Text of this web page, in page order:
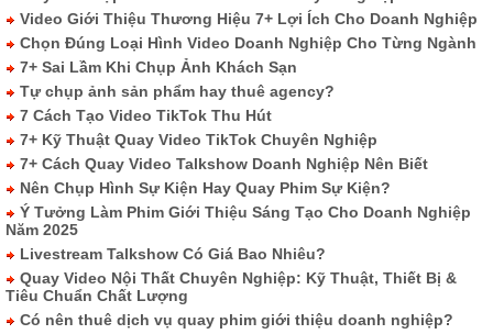
Video Giới Thiệu Thương Hiệu 7+ Lợi Ích Cho Doanh Nghiệp
Chọn Đúng Loại Hình Video Doanh Nghiệp Cho Từng Ngành
7+ Sai Lầm Khi Chụp Ảnh Khách Sạn
Tự chụp ảnh sản phẩm hay thuê agency?
7 Cách Tạo Video TikTok Thu Hút
7+ Kỹ Thuật Quay Video TikTok Chuyên Nghiệp
7+ Cách Quay Video Talkshow Doanh Nghiệp Nên Biết
Nên Chụp Hình Sự Kiện Hay Quay Phim Sự Kiện?
Ý Tưởng Làm Phim Giới Thiệu Sáng Tạo Cho Doanh Nghiệp
Năm 2025
Livestream Talkshow Có Giá Bao Nhiêu?
Quay Video Nội Thất Chuyên Nghiệp: Kỹ Thuật, Thiết Bị &
Tiêu Chuẩn Chất Lượng
Có nên thuê dịch vụ quay phim giới thiệu doanh nghiệp?